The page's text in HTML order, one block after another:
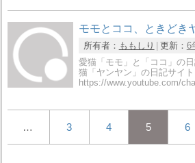
モモとココ、ときどき
所有者： ももしり 更新： 6
愛猫「モモ」と「ココ」の
猫「ヤンヤン」の日記サイ
https://www.youtube.com/
… 3 4 5 6